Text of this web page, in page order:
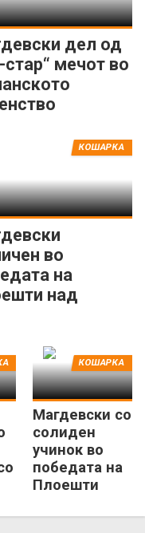
дел од
стар“ мечот во
во
на
над
КОШАРКА
Магдевски со
солиден
учинок во
победата на
Плоешти
КОШАРКА